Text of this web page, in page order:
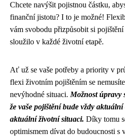
Chcete navýšit pojistnou částku,
finanční jistotu? I to je možné!
vám svobodu přizpůsobit si
sloužilo v každé životní etapě.
Ať už se vaše potřeby a priority v
flexi životním pojištěním se
nevýhodné situaci. Možnost úpravy
že vaše pojištění bude vždy
aktuální životní situaci. Díky tomu
optimismem dívat do budoucnosti s